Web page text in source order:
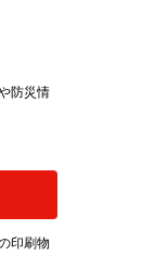
防災情
印刷物